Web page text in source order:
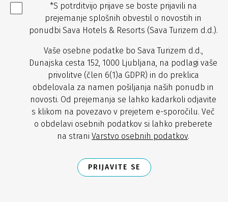
*S potrditvijo prijave se boste prijavili na
prejemanje splošnih obvestil o novostih in
ponudbi Sava Hotels & Resorts (Sava Turizem d.d.).
Vaše osebne podatke bo Sava Turizem d.d.,
Dunajska cesta 152, 1000 Ljubljana, na podlagi vaše
privolitve (člen 6(1)a GDPR) in do preklica
obdelovala za namen pošiljanja naših ponudb in
novosti. Od prejemanja se lahko kadarkoli odjavite
s klikom na povezavo v prejetem e-sporočilu. Več
o obdelavi osebnih podatkov si lahko preberete
na strani Varstvo osebnih podatkov.
PRIJAVITE SE